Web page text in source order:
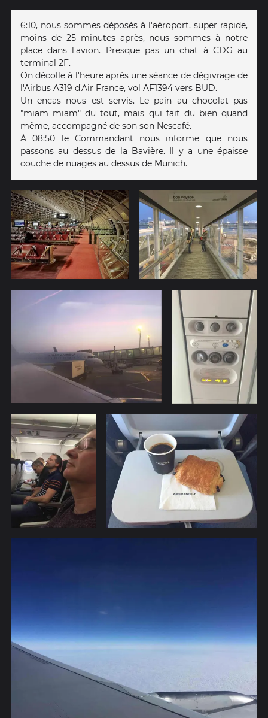
6:10, nous sommes déposés à l'aéroport, super rapide,
moins de 25 minutes après, nous sommes à notre
place dans l'avion. Presque pas un chat à CDG au
terminal 2F.
On décolle à l'heure après une séance de dégivrage de
l'Airbus A319 d'Air France, vol AF1394 vers BUD.
Un encas nous est servis. Le pain au chocolat pas
"miam miam" du tout, mais qui fait du bien quand
même, accompagné de son son Nescafé.
À 08:50 le Commandant nous informe que nous
passons au dessus de la Bavière. Il y a une épaisse
couche de nuages au dessus de Munich.